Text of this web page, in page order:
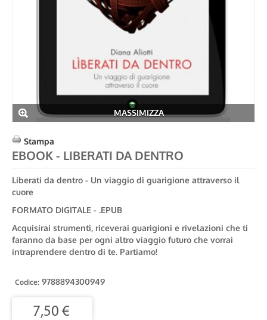
MASSIMIZZA
Stampa
EBOOK - LIBERATI DA DENTRO
Liberati da dentro - Un viaggio di guarigione attraverso il
cuore
FORMATO DIGITALE - .EPUB
Acquisirai strumenti, riceverai guarigioni e rivelazioni che ti
faranno da base per ogni altro viaggio futuro che vorrai
intraprendere dentro di te. Partiamo!
Codice: 9788894300949
7,50 €